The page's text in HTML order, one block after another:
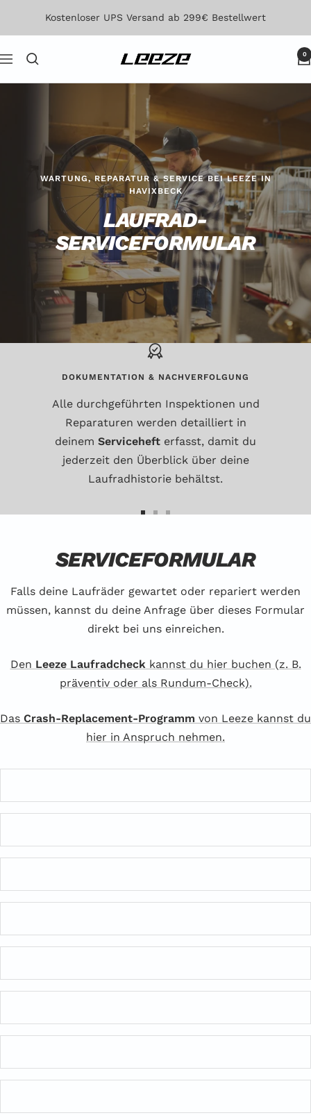
Kostenloser UPS Versand ab 299€ Bestellwert
Navigation Leeze 0
WARTUNG, REPARATUR & SERVICE BEI LEEZE IN
HAVIXBECK
LAUFRAD-
SERVICEFORMULAR
DOKUMENTATION & NACHVERFOLGUNG
Alle durchgeführten Inspektionen und
Reparaturen werden detailliert in
deinem Serviceheft erfasst, damit du
jederzeit den Überblick über deine
Laufradhistorie behältst.
1
2 3
SERVICEFORMULAR
Falls deine Laufräder gewartet oder repariert werden
müssen, kannst du deine Anfrage über dieses Formular
direkt bei uns einreichen.
Den Leeze Laufradcheckkannst du hier buchen (z. B.
präventiv oder als Rundum-Check).
Das Crash-Replacement-Programm von Leeze kannst du
hier in Anspruch nehmen.